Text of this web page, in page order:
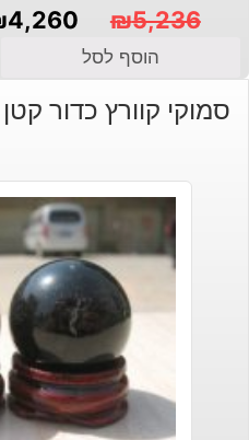
₪5,236
המקורי
היה:
4,260
הנוכחי
הוא:
הוסף לסל
סמוקי קוורץ כדור